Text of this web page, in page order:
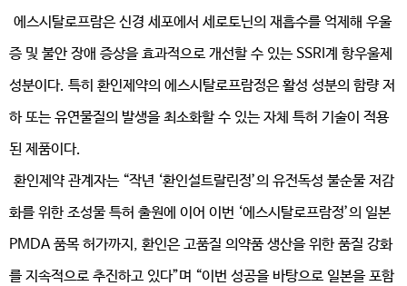
에스시탈로프람은 신경 세포에서 세로토닌의 재흡수를 억제해 우울
증 및 불안 장애 증상을 효과적으로 개선할 수 있는 SSRI계 항우울제
성분이다. 특히 환인제약의 에스시탈로프람정은 활성 성분의 함량 저
하 또는 유연물질의 발생을 최소화할 수 있는 자체 특허 기술이 적용
된 제품이다.
환인제약 관계자는 “작년 ‘환인설트랄린정’의 유전독성 불순물 저감
화를 위한 조성물 특허 출원에 이어 이번 ‘에스시탈로프람정’의 일본
PMDA 품목 허가까지, 환인은 고품질 의약품 생산을 위한 품질 강화
를 지속적으로 추진하고 있다”며 “이번 성공을 바탕으로 일본을 포함